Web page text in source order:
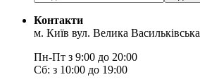
Контакти
м. Київ вул. Велика
Пн-Пт з 9:00 до 20:00
Сб: з 10:00 до 19:00